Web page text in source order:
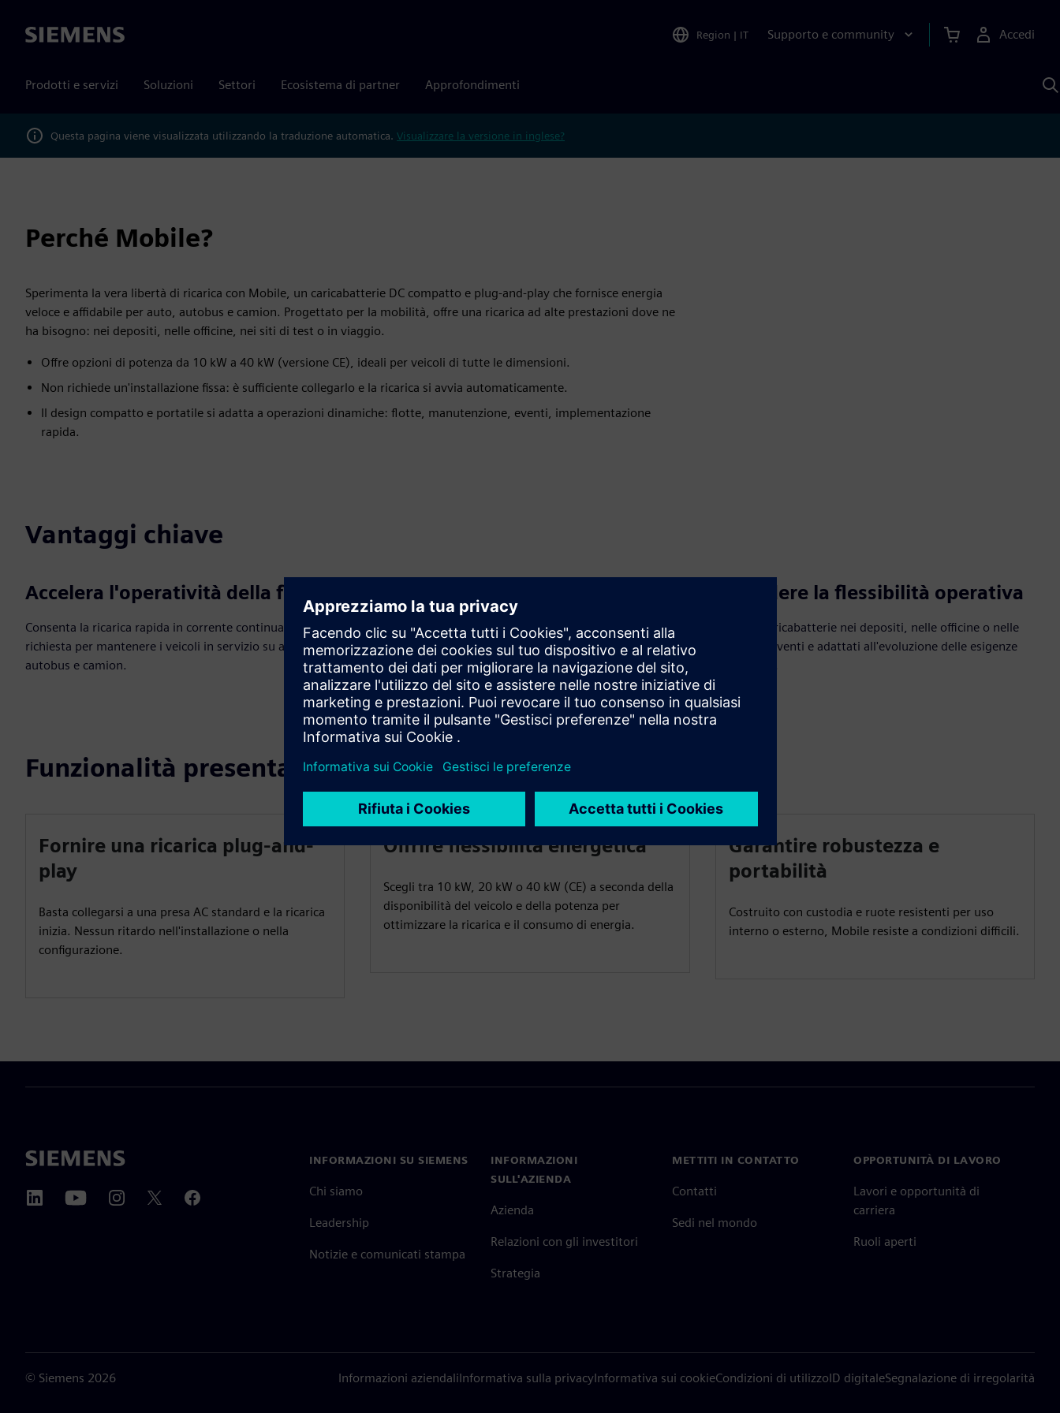
Siemens Region | IT Supporto e community Accedi
Prodotti e servizi Soluzioni Settori Ecosistema di partner Approfondimenti
Questa pagina viene visualizzata utilizzando la traduzione automatica. Visualizzare la versione in inglese?
Perché Mobile?
Sperimenta la vera libertà di ricarica con Mobile, un caricabatterie DC compatto e plug-and-play che fornisce energia
veloce e affidabile per auto, autobus e camion. Progettato per la mobilità, offre una ricarica ad alte prestazioni dove ne
ha bisogno: nei depositi, nelle officine, nei siti di test o in viaggio.
Offre opzioni di potenza da 10 kW a 40 kW (versione CE), ideali per veicoli di tutte le dimensioni.
Non richiede un'installazione fissa: è sufficiente collegarlo e la ricarica si avvia automaticamente.
Il design compatto e portatile si adatta a operazioni dinamiche: flotte, manutenzione, eventi, implementazione
rapida.
Vantaggi chiave
Accelera l'operatività della flotta
Consenta la ricarica rapida in corrente continua su
richiesta per mantenere i veicoli in servizio su auto,
autobus e camion.
Distribuisca hardware portatile con funzionamento plug
and play in modo che i team possano iniziare a ricaricare
rapidamente senza configurazioni complesse.
Estendere la flessibilità operativa
Sposta i caricabatterie nei depositi, nelle officine o nelle
sedi degli eventi e adattati all'evoluzione delle esigenze
Funzionalità presentate
Fornire una ricarica plug-and-
play
Basta collegarsi a una presa AC standard e la ricarica
inizia. Nessun ritardo nell'installazione o nella
configurazione.
Offrire flessibilità energetica
Scegli tra 10 kW, 20 kW o 40 kW (CE) a seconda della
disponibilità del veicolo e della potenza per
ottimizzare la ricarica e il consumo di energia.
Garantire robustezza e
portabilità
Costruito con custodia e ruote resistenti per uso
interno o esterno, Mobile resiste a condizioni difficili.
INFORMAZIONI SU SIEMENS
Chi siamo
Leadership
Notizie e comunicati stampa
INFORMAZIONI
SULL'AZIENDA
Azienda
Relazioni con gli investitori
Strategia
METTITI IN CONTATTO
Contatti
Sedi nel mondo
OPPORTUNITÀ DI LAVORO
Lavori e opportunità di
carriera
Ruoli aperti
© Siemens 2026 Informazioni aziendaliInformativa sulla privacyInformativa sui cookieCondizioni di utilizzoID digitaleSegnalazione di irregolarità